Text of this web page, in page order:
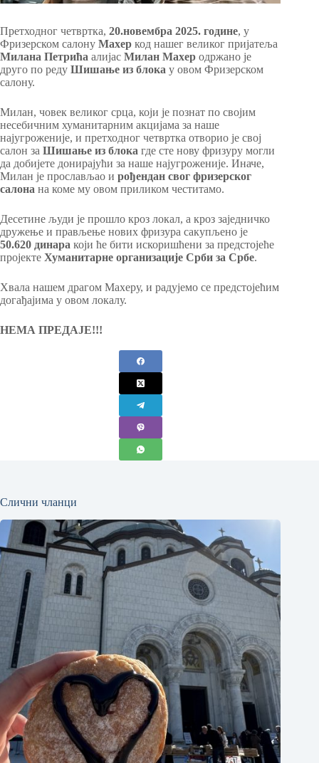
Претходног четвртка, 20.новембра 2025. године, у
Фризерском салону Махер код нашег великог пријатеља
Милана Петрића алијас Милан Махер одржано је
друго по реду Шишање из блока у овом Фризерском
салону.
Милан, човек великог срца, који је познат по својим
несебичним хуманитарним акцијама за наше
најугроженије, и претходног четвртка отворио је свој
салон за Шишање из блока где сте нову фризуру могли
да добијете донирајући за наше најугроженије. Иначе,
Милан је прослављао и рођендан свог фризерског
салона на коме му овом приликом честитамо.
Десетине људи је прошло кроз локал, а кроз заједничко
дружење и прављење нових фризура сакупљено је
50.620 динара који ће бити искоришћени за предстојеће
пројекте Хуманитарне организације Срби за Србе.
Хвала нашем драгом Махеру, и радујемо се предстојећим
догађајима у овом локалу.
НЕМА ПРЕДАЈЕ!!!
Слични чланци